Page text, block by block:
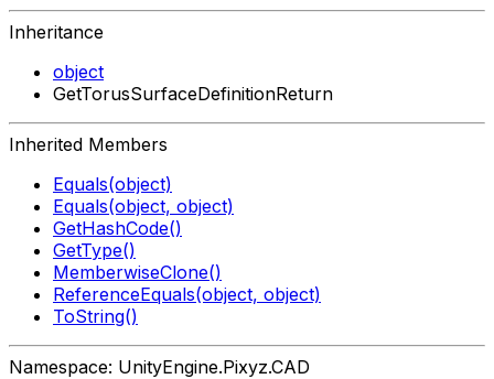
Inheritance
object
GetTorusSurfaceDefinitionReturn
Inherited Members
Equals(object)
Equals(object, object)
GetHashCode()
GetType()
MemberwiseClone()
ReferenceEquals(object, object)
ToString()
Namespace: UnityEngine.Pixyz.CAD